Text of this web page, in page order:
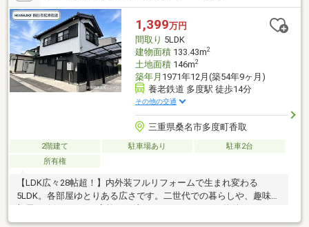
1,399万円
間取り 5LDK
建物面積133.43m2
土地面積146m2
築年月 1971年12月(築54年9ヶ月)
養老鉄道 多度駅 徒歩14分
その他の交通
三重県桑名市多度町香取
2階建て 駐車場あり
駐車2台
所有権
【LDK広々28帖超！】内外装フルリフォームで生まれ変わる
5LDK。各部屋ゆとりある広さです。二世代での暮らしや、趣味の
部屋を確保したいご家族にも注目していただきたい物件です！